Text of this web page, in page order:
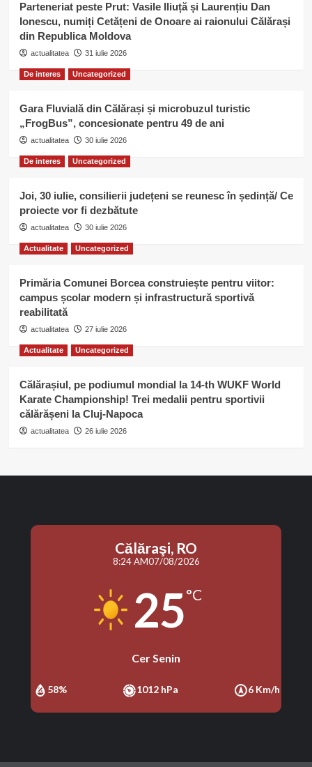
Parteneriat peste Prut: Vasile Iliuță și Laurențiu Dan
Ionescu, numiți Cetățeni de Onoare ai raionului Călărași
din Republica Moldova
actualitatea 31 iulie 2026
De interes Uncategorized
Gara Fluvială din Călărași și microbuzul turistic
„FrogBus”, concesionate pentru 49 de ani
actualitatea 30 iulie 2026
De interes Uncategorized
Joi, 30 iulie, consilierii județeni se reunesc în ședință/ Ce
proiecte vor fi dezbătute
actualitatea 30 iulie 2026
Actualitate Uncategorized
Primăria Comunei Borcea construiește pentru viitor:
campus școlar modern și infrastructură sportivă
reabilitată
actualitatea 27 iulie 2026
Actualitate Uncategorized
Călărașiul, pe podiumul mondial la 14-th WUKF World
Karate Championship! Trei medalii pentru sportivii
călărășeni la Cluj-Napoca
actualitatea 26 iulie 2026
Călăraşi, RO
8:24 AM07/08/2026
25°C
Cer Senin
58% 1012 hPa 6 Km/h